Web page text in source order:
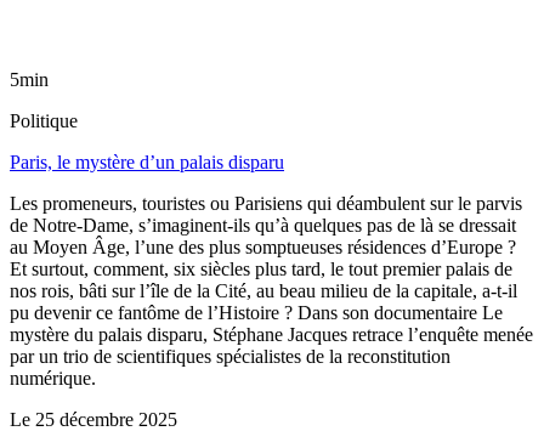
5min
Politique
Paris, le mystère d’un palais disparu
Les promeneurs, touristes ou Parisiens qui déambulent sur le parvis
de Notre-Dame, s’imaginent-ils qu’à quelques pas de là se dressait
au Moyen Âge, l’une des plus somptueuses résidences d’Europe ?
Et surtout, comment, six siècles plus tard, le tout premier palais de
nos rois, bâti sur l’île de la Cité, au beau milieu de la capitale, a-t-il
pu devenir ce fantôme de l’Histoire ? Dans son documentaire Le
mystère du palais disparu, Stéphane Jacques retrace l’enquête menée
par un trio de scientifiques spécialistes de la reconstitution
numérique.
Le 25 décembre 2025